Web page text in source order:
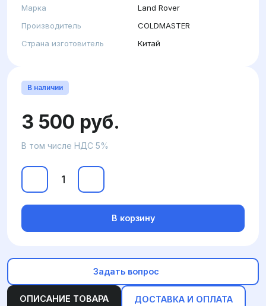
Марка
Land Rover
Производитель
COLDMASTER
Страна изготовитель
Китай
ОПИСАНИЕ ТОВАРА ДОСТАВКА И ОПЛАТА
В наличии
3 500 руб.
В том числе НДС 5%
В корзину
Задать вопрос